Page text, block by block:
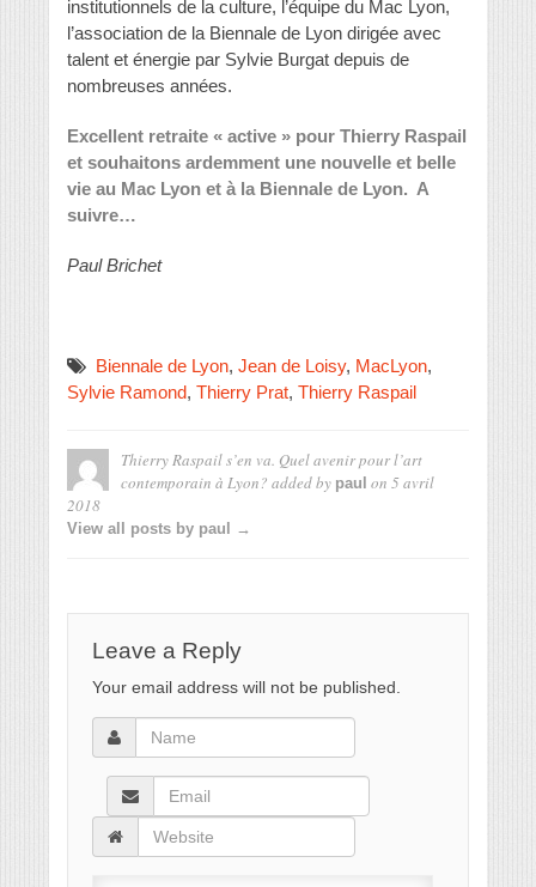
institutionnels de la culture, l’équipe du Mac Lyon,
l’association de la Biennale de Lyon dirigée avec
talent et énergie par Sylvie Burgat depuis de
nombreuses années.
Excellent retraite « active » pour Thierry Raspail
et souhaitons ardemment une nouvelle et belle
vie au Mac Lyon et à la Biennale de Lyon. A
suivre…
Paul Brichet
Biennale de Lyon, Jean de Loisy, MacLyon,
Sylvie Ramond, Thierry Prat, Thierry Raspail
Thierry Raspail s’en va. Quel avenir pour l’art
contemporain à Lyon? added by paul on 5 avril
2018
View all posts by paul →
Leave a Reply
Your email address will not be published.